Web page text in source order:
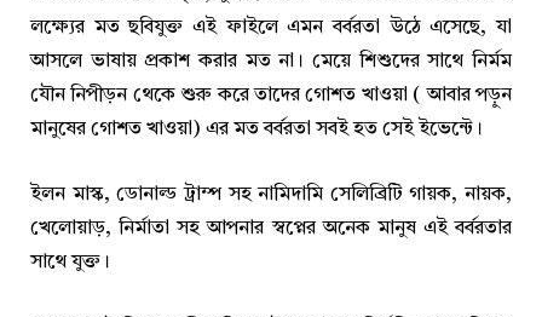
লক্ষ্যের মত ছবিযুক্ত এই ফাইলে এমন বর্বরতা উঠে এসেছে, যা
আসলে ভাষায় প্রকাশ করার মত না। মেয়ে শিশুদের সাথে নির্মম
যৌন নিপীড়ন থেকে শুরু করে তাদের গোশত খাওয়া ( আবার পড়ুন
মানুষের গোশত খাওয়া) এর মত বর্বরতা সবই হত সেই ইভেন্টে।
ইলন মাস্ক, ডোনাল্ড ট্রাম্প সহ নামিদামি সেলিব্রিটি গায়ক, নায়ক,
খেলোয়াড়, নির্মাতা সহ আপনার স্বপ্নের অনেক মানুষ এই বর্বরতার
সাথে যুক্ত।